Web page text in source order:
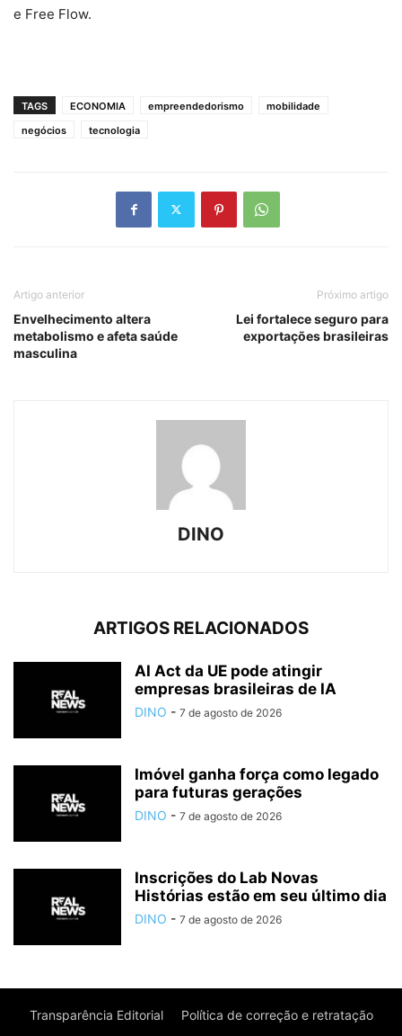
e Free Flow.
TAGS ECONOMIA empreendedorismo
mobilidade
negócios
tecnologia
Artigo anterior
Envelhecimento altera
metabolismo e afeta saúde
masculina
Próximo artigo
Lei fortalece seguro para
exportações brasileiras
DINO
ARTIGOS RELACIONADOS
AI Act da UE pode atingir
empresas brasileiras de IA
DINO - 7 de agosto de 2026
Imóvel ganha força como legado
para futuras gerações
DINO - 7 de agosto de 2026
Inscrições do Lab Novas
Histórias estão em seu último dia
DINO - 7 de agosto de 2026
Transparência Editorial Política de correção e retratação